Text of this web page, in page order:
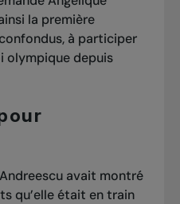
la première
à participer
olympique depuis
avait montré
qu’elle était en train